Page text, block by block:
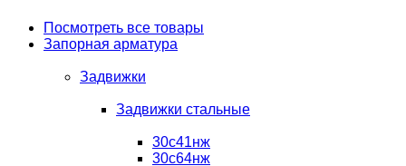
Посмотреть все товары
Запорная арматура
Задвижки
Задвижки стальные
30с41нж
30с64нж